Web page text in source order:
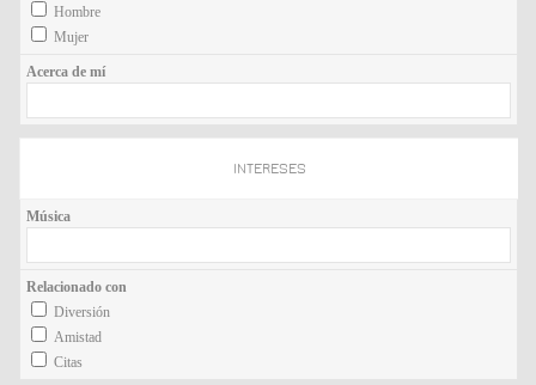
Hombre
Mujer
Acerca de mí
INTERESES
Música
Relacionado con
Diversión
Amistad
Citas